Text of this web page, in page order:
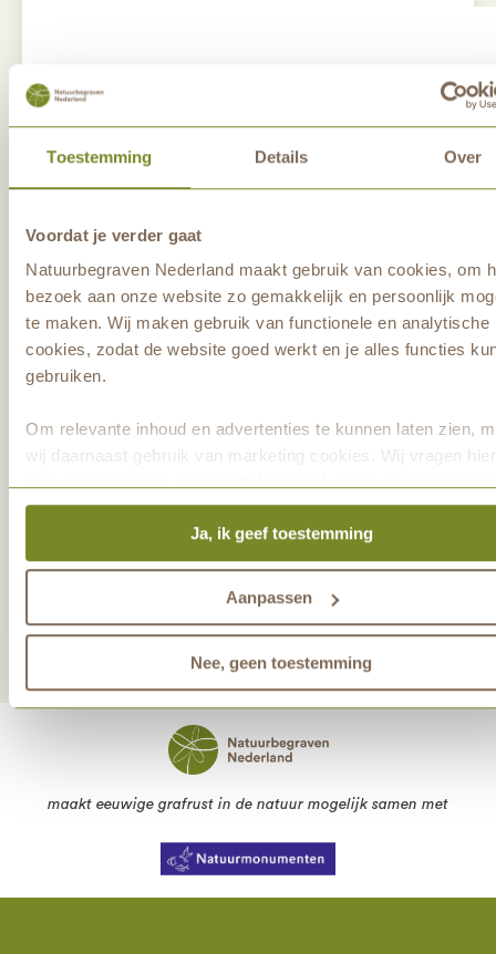
Toestemming Details Over
Voordat je verder gaat
Natuurbegraven Nederland maakt gebruik van cookies, om
bezoek aan onze website zo gemakkelijk en persoonlijk
te maken. Wij maken gebruik van functionele en analytische
cookies, zodat de website goed werkt en je alles functies
gebruiken.
Om relevante inhoud en advertenties te kunnen laten zien,
wij daarnaast gebruik van marketing cookies. Wij vragen
veranderen. Alle marketingprestaties worden geanalyseerd,
we onze gasten nog beter kunnen helpen. Wil je meer weten
het gebruik van cookies? Bekijk dan de andere tabbladen.
Ja, ik geef toestemming
Aanpassen
Nee, geen toestemming
Reload
maakt eeuwige grafrust in de natuur mogelijk samen met